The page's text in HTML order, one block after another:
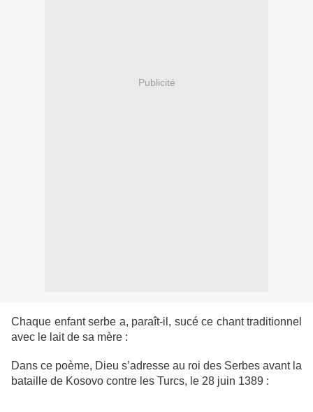
Publicité
Chaque enfant serbe a, paraît-il, sucé ce chant traditionnel
avec le lait de sa mère :
Dans ce poème, Dieu s’adresse au roi des Serbes avant la
bataille de Kosovo contre les Turcs, le 28 juin 1389 :